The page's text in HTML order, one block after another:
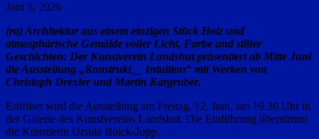
Juni 5, 2026
(ra) Architektur aus einem einzigen Stück Holz und
atmosphärische Gemälde voller Licht, Farbe und stiller
Geschichten: Der Kunstverein Landshut präsentiert ab Mitte Juni
die Ausstellung „Konstrukt__ Intuition“ mit Werken von
Christoph Drexler und Martin Kargruber.
Eröffnet wird die Ausstellung am Freitag, 12. Juni, um 19.30 Uhr in
der Galerie des Kunstvereins Landshut. Die Einführung übernimmt
die Künstlerin Ursula Bolck-Jopp.